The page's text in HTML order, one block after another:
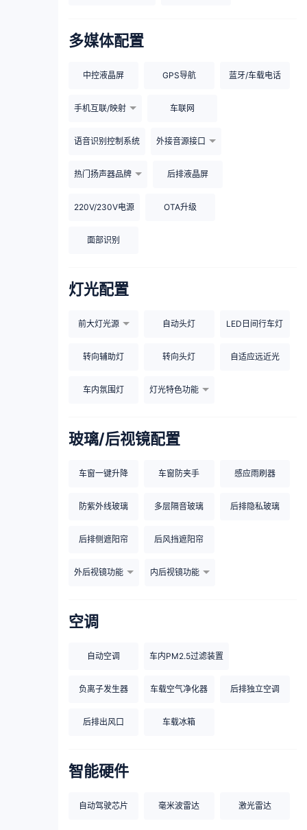
多媒体配置
中控液晶屏 GPS导航 蓝牙/车载电话
手机互联/映射 车联网
语音识别控制系统 外接音源接口
热门扬声器品牌 后排液晶屏
220V/230V电源 OTA升级
面部识别
灯光配置
前大灯光源 自动头灯 LED日间行车灯
转向辅助灯 转向头灯 自适应远近光
车内氛围灯 灯光特色功能
玻璃/后视镜配置
车窗一键升降 车窗防夹手 感应雨刷器
防紫外线玻璃 多层隔音玻璃 后排隐私玻璃
后排侧遮阳帘 后风挡遮阳帘
外后视镜功能 内后视镜功能
空调
自动空调 车内PM2.5过滤装置
负离子发生器 车载空气净化器 后排独立空调
后排出风口 车载冰箱
智能硬件
自动驾驶芯片 毫米波雷达 激光雷达